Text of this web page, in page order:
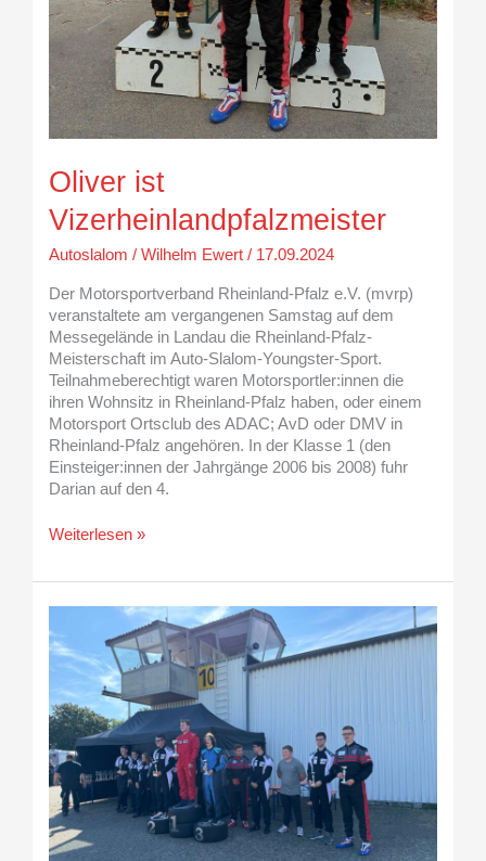
Oliver ist
Vizerheinlandpfalzmeister
Autoslalom / Wilhelm Ewert / 17.09.2024
Der Motorsportverband Rheinland-Pfalz e.V. (mvrp)
veranstaltete am vergangenen Samstag auf dem
Messegelände in Landau die Rheinland-Pfalz-
Meisterschaft im Auto-Slalom-Youngster-Sport.
Teilnahmeberechtigt waren Motorsportler:innen die
ihren Wohnsitz in Rheinland-Pfalz haben, oder einem
Motorsport Ortsclub des ADAC; AvD oder DMV in
Rheinland-Pfalz angehören. In der Klasse 1 (den
Einsteiger:innen der Jahrgänge 2006 bis 2008) fuhr
Darian auf den 4.
Weiterlesen »
dem
Flugplatz
Neuenahr
ICAO*-
Kennung:
EDRA